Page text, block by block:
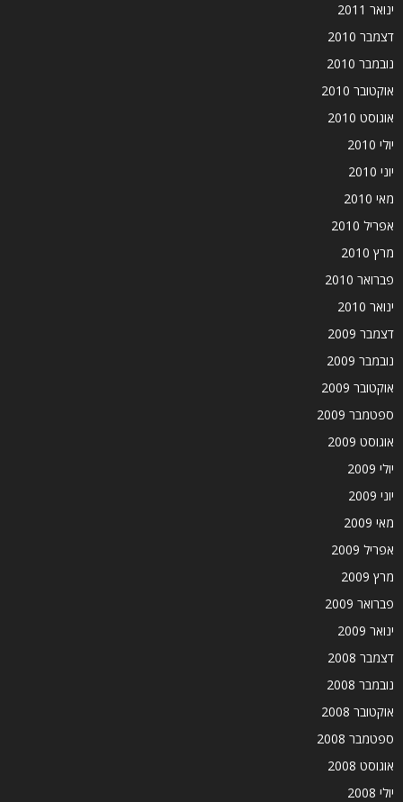
ינואר 2011
דצמבר 2010
נובמבר 2010
אוקטובר 2010
אוגוסט 2010
יולי 2010
יוני 2010
מאי 2010
אפריל 2010
מרץ 2010
פברואר 2010
ינואר 2010
דצמבר 2009
נובמבר 2009
אוקטובר 2009
ספטמבר 2009
אוגוסט 2009
יולי 2009
יוני 2009
מאי 2009
אפריל 2009
מרץ 2009
פברואר 2009
ינואר 2009
דצמבר 2008
נובמבר 2008
אוקטובר 2008
ספטמבר 2008
אוגוסט 2008
יולי 2008